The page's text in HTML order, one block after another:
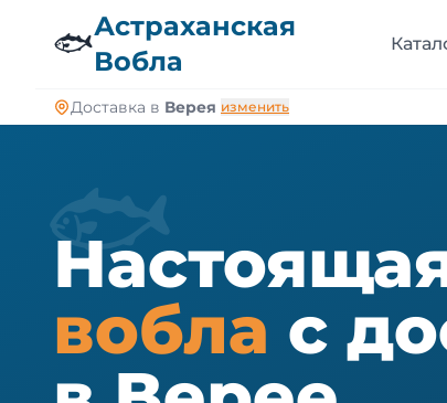
🐟Астраханская
Вобла
Доставка в Верея изменить
🐟
вобла с